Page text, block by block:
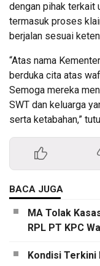
dengan pihak terkait
termasuk proses
berjalan sesuai
“Atas nama
berduka cita atas
Semoga mereka
SWT dan keluarga
serta ketabahan,”
BACA JUGA
MA Tolak
RPL PT KPC
Kondisi Terkini